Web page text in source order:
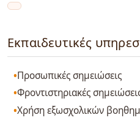
Εκπαιδευτικές
Προσωπικές σημειώσεις
Φροντιστηριακές
Χρήση εξωσχολικών